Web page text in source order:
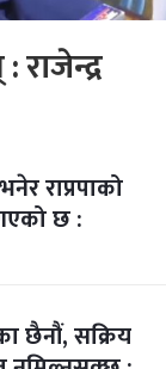
राप्रपाको
छ :
छैनौं, सक्रिय